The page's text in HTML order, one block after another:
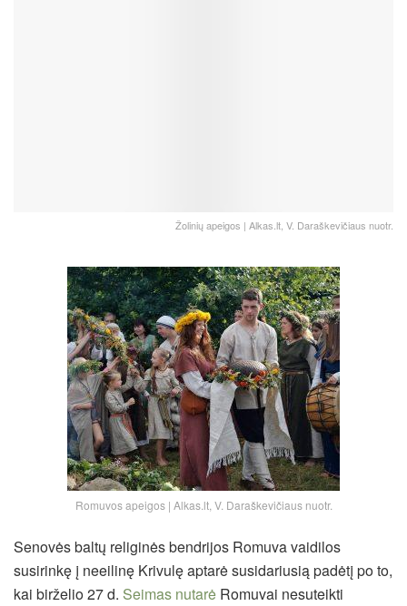
Žolinių apeigos | Alkas.lt, V. Daraškevičiaus nuotr.
Romuvos apeigos | Alkas.lt, V. Daraškevičiaus nuotr.
Senovės baltų religinės bendrijos Romuva vaidilos
susirinkę į neeilinę Krivulę aptarė susidariusią padėtį po to,
kai birželio 27 d. Seimas nutarė Romuvai nesuteikti